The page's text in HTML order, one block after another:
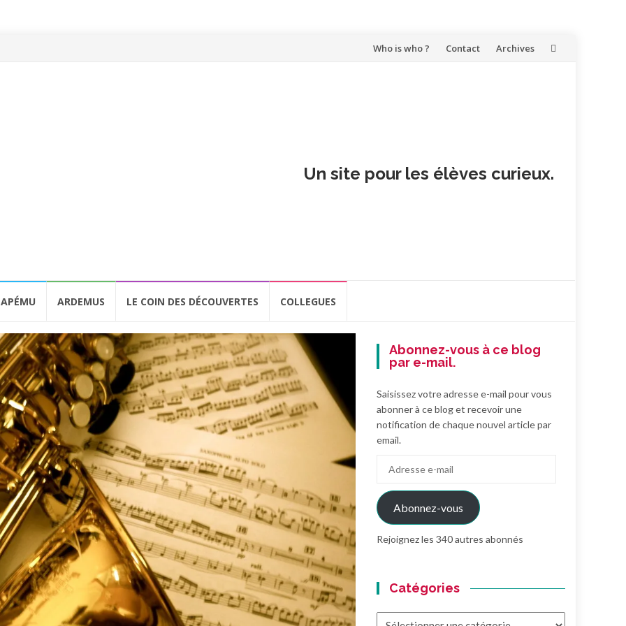
Aller
Who is who ? Contact Archives
Un site pour les élèves curieux.
APÉMU ARDEMUS LE COIN DES DÉCOUVERTES COLLEGUES
Abonnez-vous à ce blog
par e-mail.
Saisissez votre adresse e-mail pour vous
abonner à ce blog et recevoir une
notification de chaque nouvel article par
email.
mail
Abonnez-vous
Rejoignez les 340 autres abonnés
Catégories